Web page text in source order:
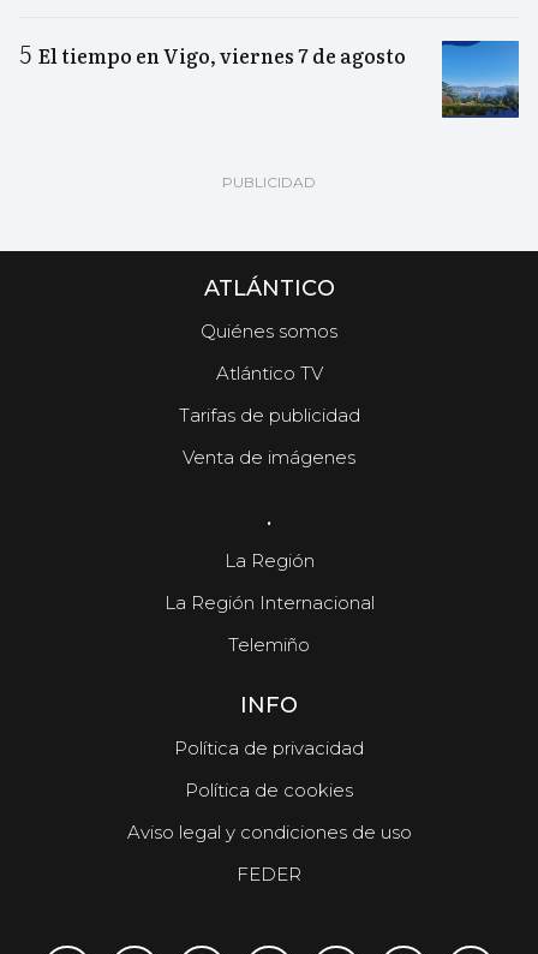
El tiempo en Vigo, viernes 7 de agosto
ATLÁNTICO
Quiénes somos
Atlántico TV
Tarifas de publicidad
Venta de imágenes
.
La Región
La Región Internacional
Telemiño
INFO
Política de privacidad
Política de cookies
Aviso legal y condiciones de uso
FEDER